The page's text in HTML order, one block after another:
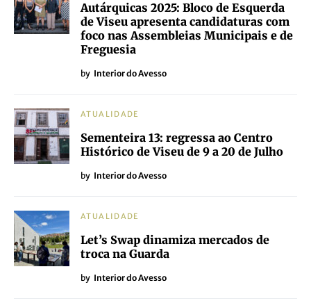
Autárquicas 2025: Bloco de Esquerda
de Viseu apresenta candidaturas com
foco nas Assembleias Municipais e de
Freguesia
by Interior do Avesso
ATUALIDADE
Sementeira 13: regressa ao Centro
Histórico de Viseu de 9 a 20 de Julho
by Interior do Avesso
ATUALIDADE
Let’s Swap dinamiza mercados de
troca na Guarda
by Interior do Avesso